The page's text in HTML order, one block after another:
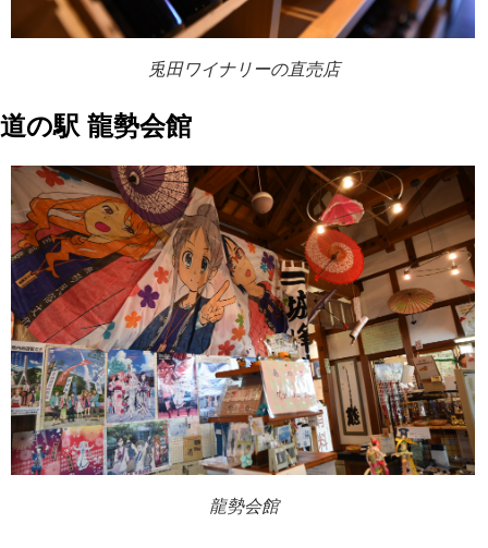
兎田ワイナリーの直売店
道の駅 龍勢会館
龍勢会館